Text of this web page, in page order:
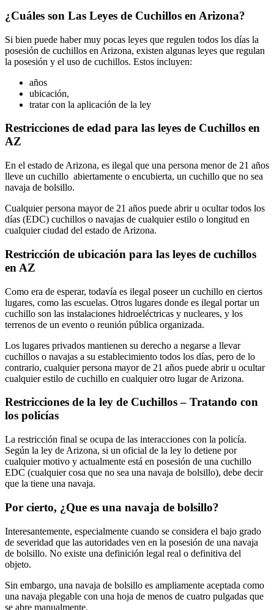
¿Cuáles son Las Leyes de Cuchillos en Arizona?
Si bien puede haber muy pocas leyes que regulen todos los días la
posesión de cuchillos en Arizona, existen algunas leyes que regulan
la posesión y el uso de cuchillos. Estos incluyen:
años
ubicación,
tratar con la aplicación de la ley
Restricciones de edad para las leyes de Cuchillos en
AZ
En el estado de Arizona, es ilegal que una persona menor de 21 años
lleve un cuchillo abiertamente o encubierta, un cuchillo que no sea
navaja de bolsillo.
Cualquier persona mayor de 21 años puede abrir u ocultar todos los
días (EDC) cuchillos o navajas de cualquier estilo o longitud en
cualquier ciudad del estado de Arizona.
Restricción de ubicación para las leyes de cuchillos
en AZ
Como era de esperar, todavía es ilegal poseer un cuchillo en ciertos
lugares, como las escuelas. Otros lugares donde es ilegal portar un
cuchillo son las instalaciones hidroeléctricas y nucleares, y los
terrenos de un evento o reunión pública organizada.
Los lugares privados mantienen su derecho a negarse a llevar
cuchillos o navajas a su establecimiento todos los días, pero de lo
contrario, cualquier persona mayor de 21 años puede abrir u ocultar
cualquier estilo de cuchillo en cualquier otro lugar de Arizona.
Restricciones de la ley de Cuchillos – Tratando con
los policías
La restricción final se ocupa de las interacciones con la policía.
Según la ley de Arizona, si un oficial de la ley lo detiene por
cualquier motivo y actualmente está en posesión de una cuchillo
EDC (cualquier cosa que no sea una navaja de bolsillo), debe decir
que la tiene una navaja.
Por cierto, ¿Que es una navaja de bolsillo?
Interesantemente, especialmente cuando se considera el bajo grado
de severidad que las autoridades ven en la posesión de una navaja
de bolsillo. No existe una definición legal real o definitiva del
objeto.
Sin embargo, una navaja de bolsillo es ampliamente aceptada como
una navaja plegable con una hoja de menos de cuatro pulgadas que
se abre manualmente.